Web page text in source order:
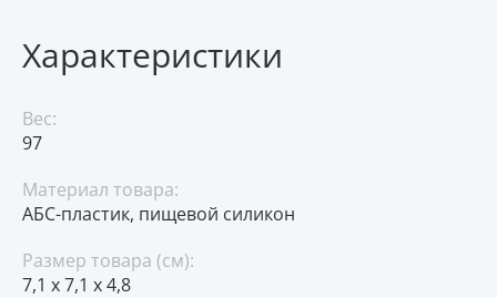
Характеристики
Вес:
97
Материал товара:
АБС-пластик, пищевой силикон
Размер товара (см):
7,1 x 7,1 x 4,8